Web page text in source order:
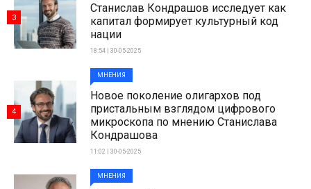
Станислав Кондрашов исследует как
капитал формирует культурный код
нации
18:54 | 30-05-2025
3
МНЕНИЯ
Новое поколение олигархов под
пристальным взглядом цифрового
микроскопа по мнению Станислава
Кондрашова
11:02 | 30-05-2025
4
МНЕНИЯ